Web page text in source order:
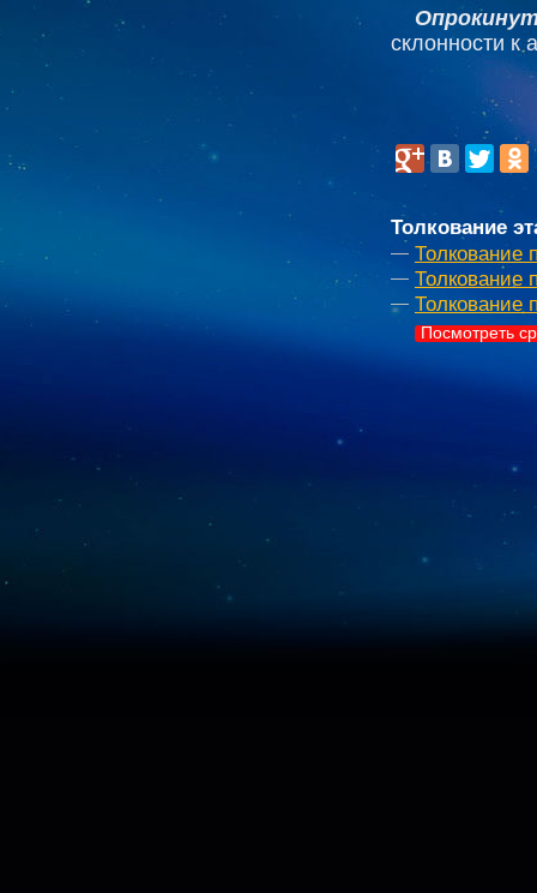
склонности к
Толкование
Толкование
Толкование
Толкование
Посмотреть